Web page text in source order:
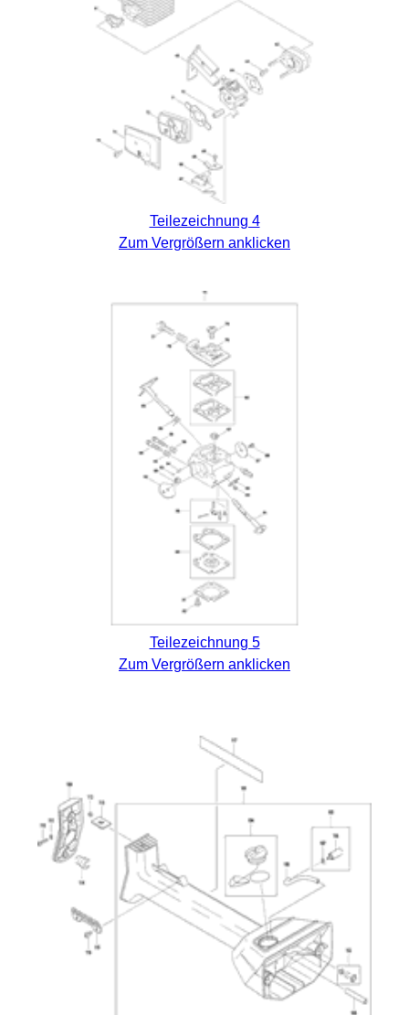
Teilezeichnung 4
Zum Vergrößern anklicken
Teilezeichnung 5
Zum Vergrößern anklicken